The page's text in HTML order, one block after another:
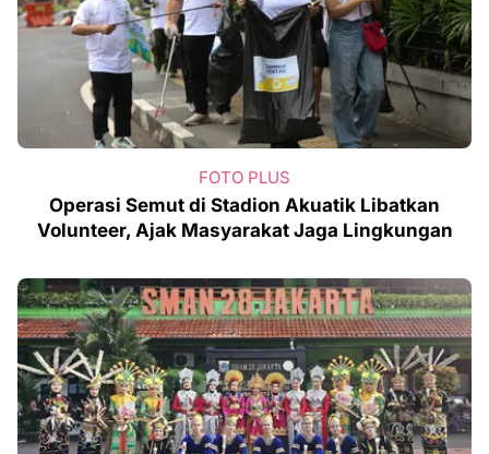
FOTO PLUS
Operasi Semut di Stadion Akuatik Libatkan
Volunteer, Ajak Masyarakat Jaga Lingkungan